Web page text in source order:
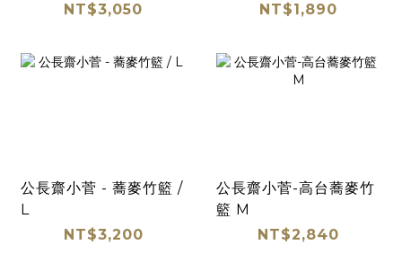
NT$3,050
NT$1,890
公長齋小菅 - 蕎麥竹籃 /
L
NT$3,200
公長齋小菅-高台蕎麥竹
籃 M
NT$2,840